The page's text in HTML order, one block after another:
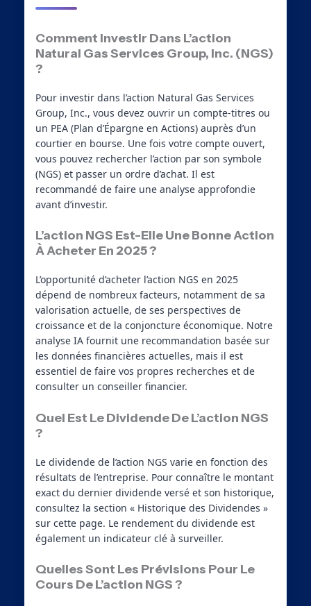
Comment Investir Dans L’action
Natural Gas Services Group, Inc. (NGS)
?
Pour investir dans l’action Natural Gas Services
Group, Inc., vous devez ouvrir un compte-titres ou
un PEA (Plan d’Épargne en Actions) auprès d’un
courtier en bourse. Une fois votre compte ouvert,
vous pouvez rechercher l’action par son symbole
(NGS) et passer un ordre d’achat. Il est
recommandé de faire une analyse approfondie
avant d’investir.
L’action NGS Est-Elle Une Bonne Action
À Acheter En 2025 ?
L’opportunité d’acheter l’action NGS en 2025
dépend de nombreux facteurs, notamment de sa
valorisation actuelle, de ses perspectives de
croissance et de la conjoncture économique. Notre
analyse IA fournit une recommandation basée sur
les données financières actuelles, mais il est
essentiel de faire vos propres recherches et de
consulter un conseiller financier.
Quel Est Le Dividende De L’action NGS
?
Le dividende de l’action NGS varie en fonction des
résultats de l’entreprise. Pour connaître le montant
exact du dernier dividende versé et son historique,
consultez la section « Historique des Dividendes »
sur cette page. Le rendement du dividende est
également un indicateur clé à surveiller.
Quelles Sont Les Prévisions Pour Le
Cours De L’action NGS ?